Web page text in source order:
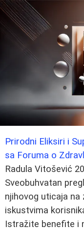
Prirodni Eliksiri i
sa Foruma o
Radula Vitošević
Sveobuhvatan
njihovog uticaja na
iskustvima
Istražite benefite i